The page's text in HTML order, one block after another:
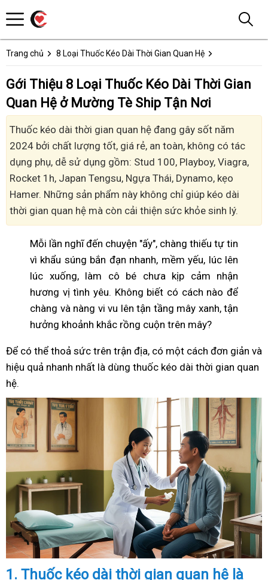
Trang chủ 8 Loại Thuốc Kéo Dài Thời Gian Quan Hệ
Gới Thiệu 8 Loại Thuốc Kéo Dài Thời Gian
Quan Hệ ở Mường Tè Ship Tận Nơi
Thuốc kéo dài thời gian quan hệ đang gây sốt năm
2024 bởi chất lượng tốt, giá rẻ, an toàn, không có tác
dụng phụ, dễ sử dụng gồm: Stud 100, Playboy, Viagra,
Rocket 1h, Japan Tengsu, Ngựa Thái, Dynamo, kẹo
Hamer. Những sản phẩm này không chỉ giúp kéo dài
thời gian quan hệ mà còn cải thiện sức khỏe sinh lý.
Mỗi lần nghĩ đến chuyện "ấy", chàng thiếu tự tin
vì khẩu súng bắn đạn nhanh, mềm yếu, lúc lên
lúc xuống, làm cô bé chưa kịp cảm nhận
hương vị tình yêu. Không biết có cách nào để
chàng và nàng vi vu lên tận tầng mây xanh, tận
hưởng khoảnh khắc rồng cuộn trên mây?
Để có thể thoả sức trên trận địa, có một cách đơn giản và
hiệu quả nhanh nhất là dùng thuốc kéo dài thời gian quan
hệ.
1. Thuốc kéo dài thời gian quan hệ là